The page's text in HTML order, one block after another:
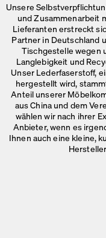
Unsere
und Zusammenarbeit
Lieferanten erstreckt
Partner in Deutschland
Tischgestelle wegen
Langlebigkeit und
Unser Lederfaserstoff,
hergestellt wird,
Anteil unserer
aus China und dem
wählen wir nach ihrer
Anbieter, wenn es
Ihnen auch eine kleine,